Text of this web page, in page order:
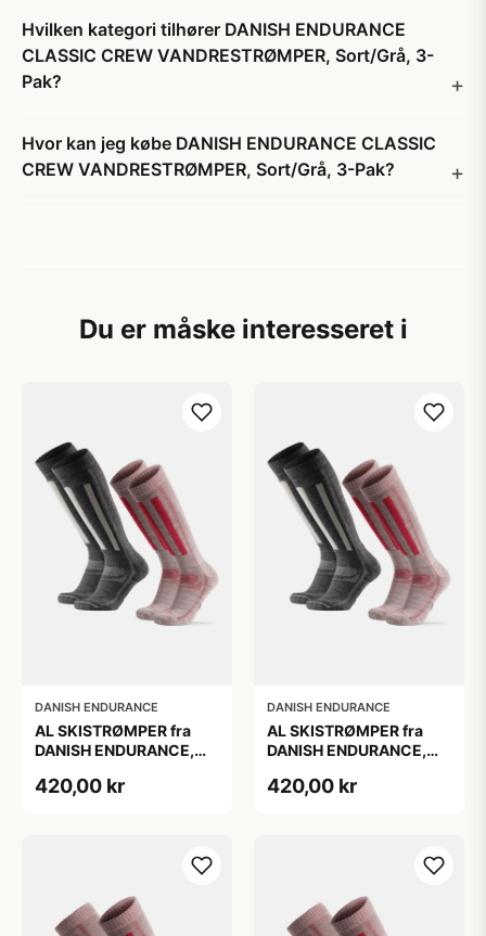
Hvilken kategori tilhører DANISH ENDURANCE
CLASSIC CREW VANDRESTRØMPER, Sort/Grå, 3-
Pak?
Hvor kan jeg købe DANISH ENDURANCE CLASSIC
CREW VANDRESTRØMPER, Sort/Grå, 3-Pak?
Du er måske interesseret i
DANISH ENDURANCE
AL SKISTRØMPER fra
DANISH ENDURANCE,
420,00 kr
DANISH ENDURANCE
AL SKISTRØMPER fra
DANISH ENDURANCE,
420,00 kr